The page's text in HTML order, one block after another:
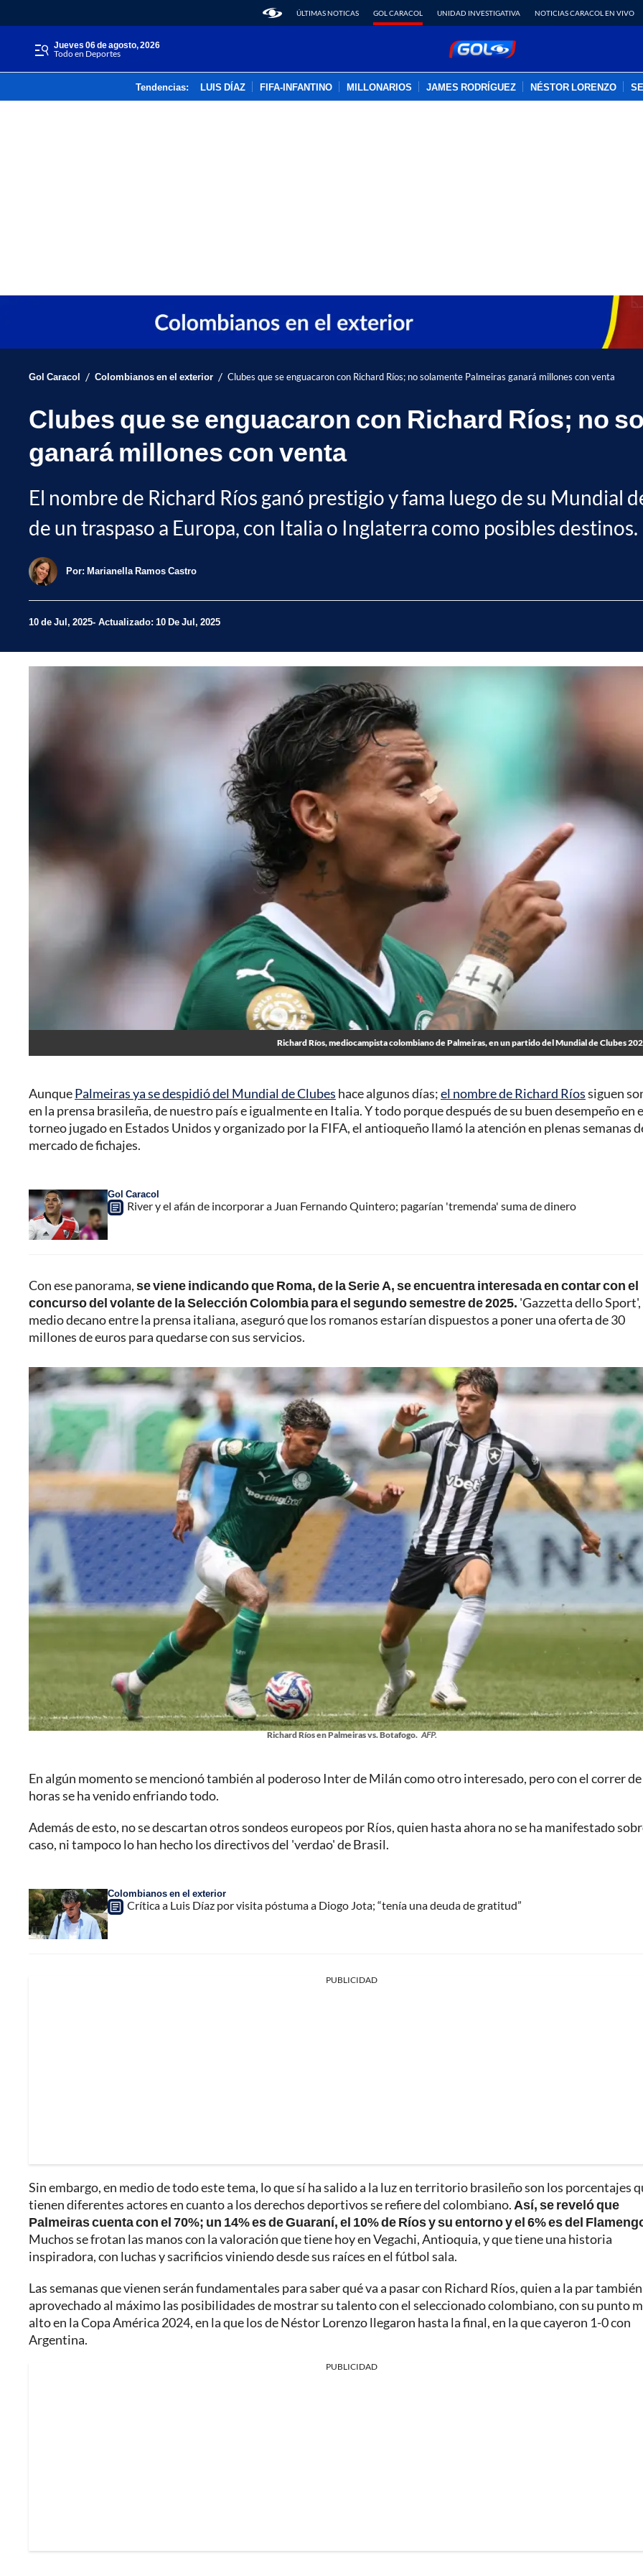
ÚLTIMAS NOTICAS GOL CARACOL UNIDAD INVESTIGATIVA NOTICIAS CARACOL EN VIVO
jueves 06 de agosto, 2026
Todo en Deportes
Tendencias: LUIS DÍAZ FIFA-INFANTINO MILLONARIOS JAMES RODRÍGUEZ NÉSTOR LORENZO
Gol Caracol / Colombianos en el exterior / Clubes que se enguacaron con Richard Ríos; no solamente Palmeiras ganará millones con venta
Clubes que se enguacaron con Richard Ríos; no
ganará millones con venta
El nombre de Richard Ríos ganó prestigio y fama luego de su Mundial
de un traspaso a Europa, con Italia o Inglaterra como posibles destinos.
Por: Marianella Ramos Castro
10 de Jul, 2025 Actualizado: 10 De Jul, 2025
Richard Ríos, mediocampista colombiano de Palmeiras, en un partido del Mundial de Clubes
AunquePalmeiras ya se despidió del Mundial de Clubes hace algunos días;el nombre de Richard Ríossiguen
en la prensa brasileña, de nuestro país e igualmente en Italia. Y todo porque después de su buen desempeño en
torneo jugado en Estados Unidos y organizado por la FIFA, el antioqueño llamó la atención en plenas semanas
mercado de fichajes.
Gol Caracol
River y el afán de incorporar a Juan Fernando Quintero; pagarían 'tremenda' suma de dinero
Con ese panorama,se viene indicando que Roma, de la Serie A, se encuentra interesada en contar con el
concurso del volante de la Selección Colombia para el segundo semestre de 2025. 'Gazzetta dello Sport',
medio decano entre la prensa italiana, aseguró que los romanos estarían dispuestos a poner una oferta de 30
millones de euros para quedarse con sus servicios.
Richard Ríos en Palmeiras vs. Botafogo. AFP.
En algún momento se mencionó también al poderoso Inter de Milán como otro interesado, pero con el correr de
horas se ha venido enfriando todo.
Además de esto, no se descartan otros sondeos europeos por Ríos, quien hasta ahora no se ha manifestado
caso, ni tampoco lo han hecho los directivos del 'verdao' de Brasil.
Colombianos en el exterior
Crítica a Luis Díaz por visita póstuma a Diogo Jota; “tenía una deuda de gratitud”
PUBLICIDAD
Sin embargo, en medio de todo este tema, lo que sí ha salido a la luz en territorio brasileño son los porcentajes
tienen diferentes actores en cuanto a los derechos deportivos se refiere del colombiano. Así, se reveló que
Palmeiras cuenta con el 70%; un 14% es de Guaraní, el 10% de Ríos y su entorno y el 6% es del
Muchos se frotan las manos con la valoración que tiene hoy en Vegachi, Antioquia, y que tiene una historia
inspiradora, con luchas y sacrificios viniendo desde sus raíces en el fútbol sala.
Las semanas que vienen serán fundamentales para saber qué va a pasar con Richard Ríos, quien a la par
aprovechado al máximo las posibilidades de mostrar su talento con el seleccionado colombiano, con su punto
alto en la Copa América 2024, en la que los de Néstor Lorenzo llegaron hasta la final, en la que cayeron 1-0 con
Argentina.
PUBLICIDAD